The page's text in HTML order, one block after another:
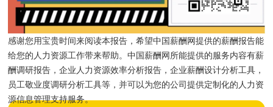
感谢您用宝贵时间来阅读本报告，希望中国薪酬网提供的薪酬报告能
给您的人力资源工作带来帮助。中国薪酬网所能提供的服务内容有薪
酬调研报告，企业人力资源效率分析报告，企业薪酬设计分析工具，
员工敬业度调研分析工具等，并可以为您的公司提供定制化的人力资
源信息管理支持服务。